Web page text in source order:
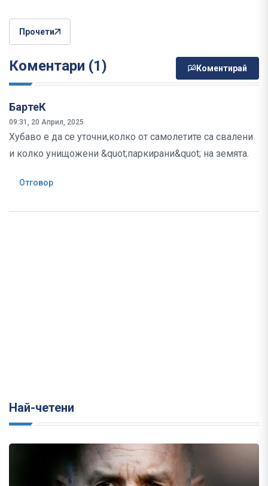
Прочети
Коментари (1) Коментирай
БартеК
09:31, 20 Април, 2025
Хубаво е да се уточни,колко от самолетите са свалени
и колко унищожени &quot;паркирани&quot; на земята.
Отговор
Най-четени